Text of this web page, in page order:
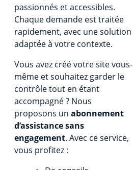
passionnés et accessibles.
Chaque demande est traitée
rapidement, avec une solution
adaptée à votre contexte.
Vous avez créé votre site vous-
même et souhaitez garder le
contrôle tout en étant
accompagné ? Nous
proposons un abonnement
d’assistance sans
engagement. Avec ce service,
vous profitez :